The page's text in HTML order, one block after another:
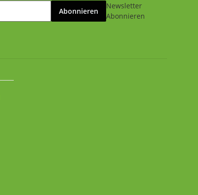
Abonnieren
Newsletter
Abonnieren